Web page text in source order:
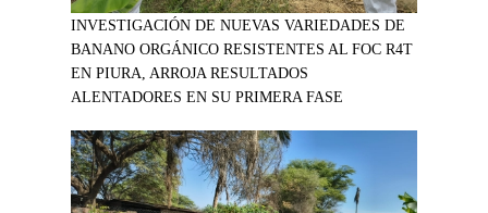
INVESTIGACIÓN DE NUEVAS VARIEDADES DE
BANANO ORGÁNICO RESISTENTES AL FOC R4T
EN PIURA, ARROJA RESULTADOS
ALENTADORES EN SU PRIMERA FASE